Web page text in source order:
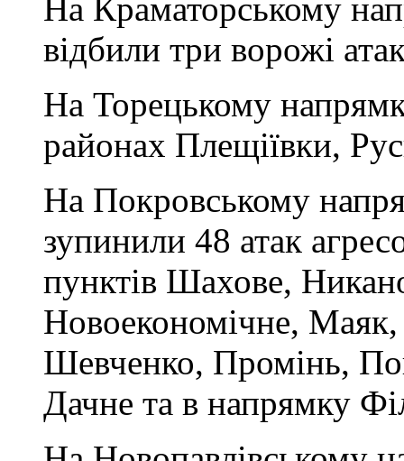
На Краматорському
відбили три ворожі
На Торецькому
районах Плещіївки,
На Покровському
зупинили 48 атак
пунктів Шахове,
Новоекономічне,
Шевченко, Промінь,
Дачне та в напрямку